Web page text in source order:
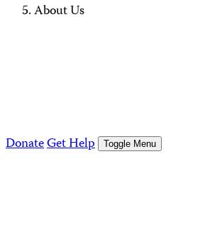
About Us
DonateGet Help Toggle Menu